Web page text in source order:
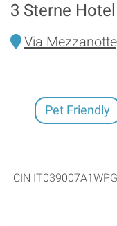
3 Sterne Hotel
Via
Pet Friendly
CIN